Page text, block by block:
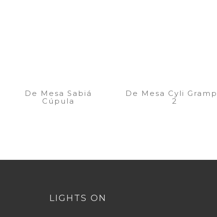
De Mesa Sabiá
Cúpula
De Mesa Cyli
2
LIGHTS ON